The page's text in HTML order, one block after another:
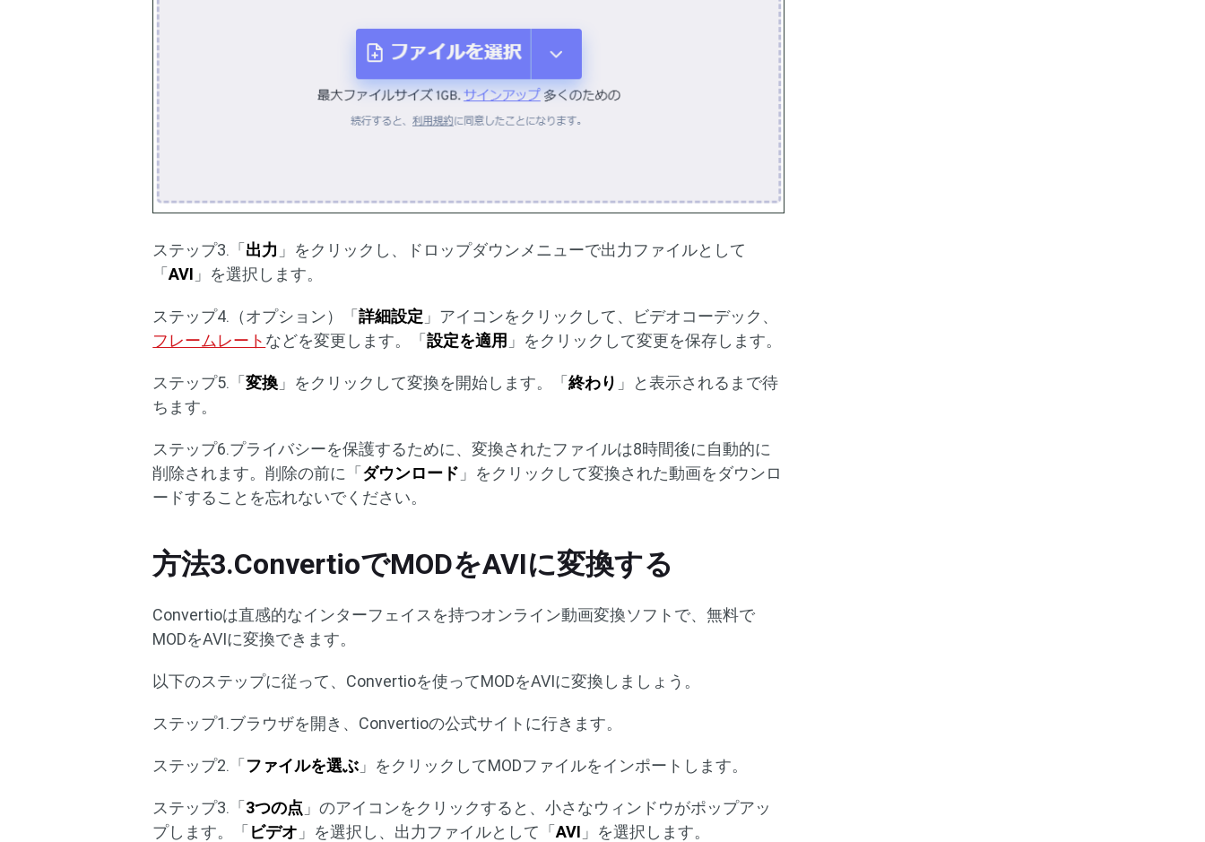
ステップ3.「出力 」をクリックし、ドロップダウンメニューで出力ファイルとして
「AVI 」を選択します。
ステップ4.（オプション）「詳細設定 」アイコンをクリックして、ビデオコーデック、
フレームレート などを変更します。「設定を適用 」をクリックして変更を保存します。
ステップ5.「変換 」をクリックして変換を開始します。「終わり 」と表示されるまで待
ちます。
ステップ6.プライバシーを保護するために、変換されたファイルは8時間後に自動的に
削除されます。削除の前に「ダウンロード 」をクリックして変換された動画をダウンロ
ードすることを忘れないでください。
方法3.ConvertioでMODをAVIに変換する
Convertioは直感的なインターフェイスを持つオンライン動画変換ソフトで、無料で
MODをAVIに変換できます。
以下のステップに従って、Convertioを使ってMODをAVIに変換しましょう。
ステップ1.ブラウザを開き、Convertioの公式サイトに行きます。
ステップ2.「ファイルを選ぶ 」をクリックしてMODファイルをインポートします。
ステップ3.「3つの点 」のアイコンをクリックすると、小さなウィンドウがポップアッ
プします。「ビデオ 」を選択し、出力ファイルとして「AVI 」を選択します。